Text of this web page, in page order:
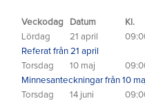
Veckodag Datum Kl.
Lördag
21 april
Referat från 21 april
Torsdag
10 maj
Minnesanteckningar från 10
Torsdag
14 juni